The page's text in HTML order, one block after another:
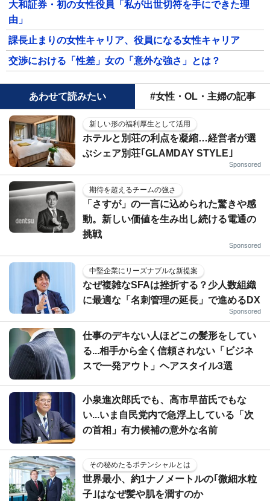
大和証券・初の女性役員「私が出世切符を手にできた理
由」
課長止まりの女性キャリア、役員になる女性キャリア
交渉における「性差」女の「意外な強さ」とは？
あわせて読みたい #女性・OL・主婦の記事
新しい形の福利厚生として活用
ホテルと別荘の利点を凝縮…経営者が選
ぶシェア別荘｢GLAMDAY STYLE｣
Sponsored
期待を超えるチームの強さ
「さすが」の一言に込められた驚きや感
動。新しい価値を生み出し続ける電通の
挑戦
Sponsored
中堅企業にリーズナブルな新提案
なぜ複雑なSFAは挫折する？少人数組織
に最適な「名刺管理の延長」で進めるDX
Sponsored
仕事のデキない人ほどこの髪形をしてい
る...相手から全く信頼されない「ビジネ
スで一発アウト」ヘアスタイル3選
小泉進次郎氏でも、高市早苗氏でもな
い...いま自民党内で急浮上している「次
の首相」有力候補の意外な名前
その秘めたるポテンシャルとは
世界最小、約1ナノメートルの｢微細水粒
子｣はなぜ髪や肌を潤すのか